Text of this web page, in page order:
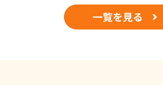
一覧を見る